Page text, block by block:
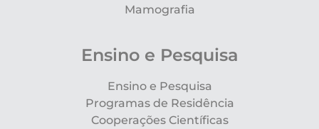
Mamografia
Ensino e Pesquisa
Ensino e Pesquisa
Programas de Residência
Cooperações Científicas